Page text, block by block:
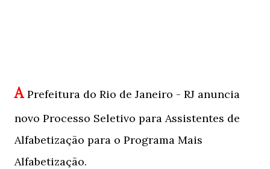
A Prefeitura do Rio de Janeiro - RJ anuncia
novo Processo Seletivo para Assistentes de
Alfabetização para o Programa Mais
Alfabetização.